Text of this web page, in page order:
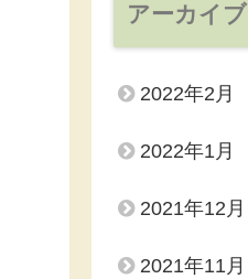
アーカイブ
2022年2月
2022年1月
2021年12月
2021年11月